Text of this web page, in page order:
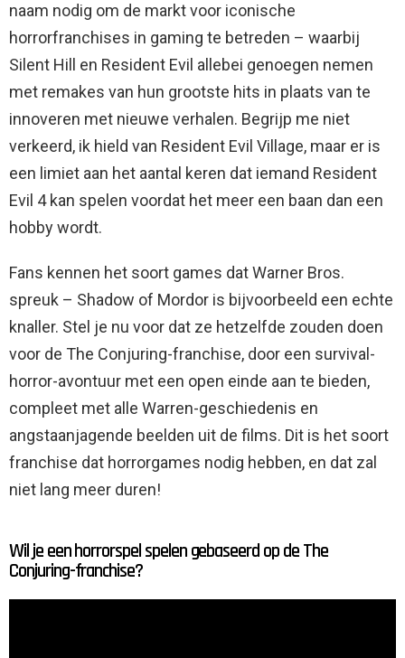
naam nodig om de markt voor iconische
horrorfranchises in gaming te betreden – waarbij
Silent Hill en Resident Evil allebei genoegen nemen
met remakes van hun grootste hits in plaats van te
innoveren met nieuwe verhalen. Begrijp me niet
verkeerd, ik hield van Resident Evil Village, maar er is
een limiet aan het aantal keren dat iemand Resident
Evil 4 kan spelen voordat het meer een baan dan een
hobby wordt.
Fans kennen het soort games dat Warner Bros.
spreuk – Shadow of Mordor is bijvoorbeeld een echte
knaller. Stel je nu voor dat ze hetzelfde zouden doen
voor de The Conjuring-franchise, door een survival-
horror-avontuur met een open einde aan te bieden,
compleet met alle Warren-geschiedenis en
angstaanjagende beelden uit de films. Dit is het soort
franchise dat horrorgames nodig hebben, en dat zal
niet lang meer duren!
Wil je een horrorspel spelen gebaseerd op de The
Conjuring-franchise?